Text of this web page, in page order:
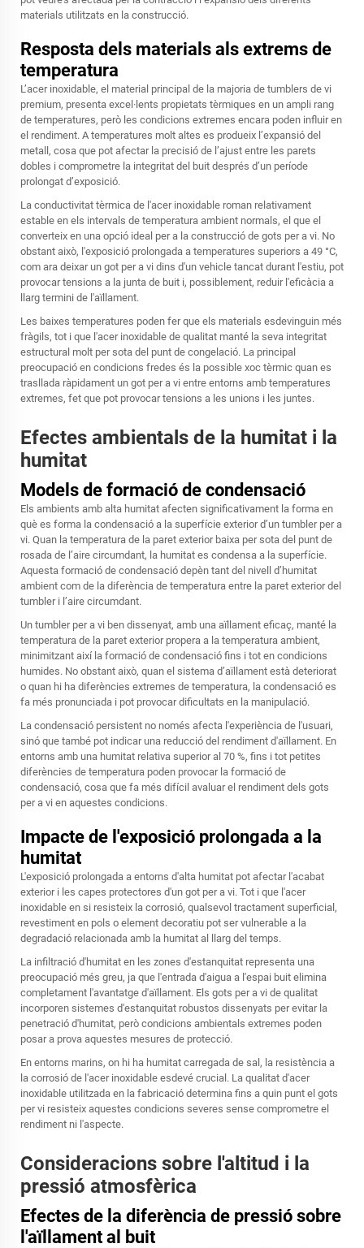
materials utilitzats en la construcció.
Resposta dels materials als extrems de
temperatura
L’acer inoxidable, el material principal de la majoria de tumblers de vi
premium, presenta excel·lents propietats tèrmiques en un ampli rang
de temperatures, però les condicions extremes encara poden influir en
el rendiment. A temperatures molt altes es produeix l’expansió del
metall, cosa que pot afectar la precisió de l’ajust entre les parets
dobles i comprometre la integritat del buit després d’un període
prolongat d’exposició.
La conductivitat tèrmica de l'acer inoxidable roman relativament
estable en els intervals de temperatura ambient normals, el que el
converteix en una opció ideal per a la construcció de gots per a vi. No
obstant això, l'exposició prolongada a temperatures superiors a 49 °C,
com ara deixar un got per a vi dins d'un vehicle tancat durant l'estiu, pot
provocar tensions a la junta de buit i, possiblement, reduir l'eficàcia a
llarg termini de l'aïllament.
Les baixes temperatures poden fer que els materials esdevinguin més
fràgils, tot i que l'acer inoxidable de qualitat manté la seva integritat
estructural molt per sota del punt de congelació. La principal
preocupació en condicions fredes és la possible xoc tèrmic quan es
trasllada ràpidament un got per a vi entre entorns amb temperatures
extremes, fet que pot provocar tensions a les unions i les juntes.
Efectes ambientals de la humitat i la
humitat
Models de formació de condensació
Els ambients amb alta humitat afecten significativament la forma en
què es forma la condensació a la superfície exterior d’un tumbler per a
vi. Quan la temperatura de la paret exterior baixa per sota del punt de
rosada de l’aire circumdant, la humitat es condensa a la superfície.
Aquesta formació de condensació depèn tant del nivell d’humitat
ambient com de la diferència de temperatura entre la paret exterior del
tumbler i l’aire circumdant.
Un tumbler per a vi ben dissenyat, amb una aïllament eficaç, manté la
temperatura de la paret exterior propera a la temperatura ambient,
minimitzant així la formació de condensació fins i tot en condicions
humides. No obstant això, quan el sistema d’aïllament està deteriorat
o quan hi ha diferències extremes de temperatura, la condensació es
fa més pronunciada i pot provocar dificultats en la manipulació.
La condensació persistent no només afecta l'experiència de l'usuari,
sinó que també pot indicar una reducció del rendiment d'aïllament. En
entorns amb una humitat relativa superior al 70 %, fins i tot petites
diferències de temperatura poden provocar la formació de
condensació, cosa que fa més difícil avaluar el rendiment dels gots
per a vi en aquestes condicions.
Impacte de l'exposició prolongada a la
humitat
L'exposició prolongada a entorns d'alta humitat pot afectar l'acabat
exterior i les capes protectores d'un got per a vi. Tot i que l'acer
inoxidable en si resisteix la corrosió, qualsevol tractament superficial,
revestiment en pols o element decoratiu pot ser vulnerable a la
degradació relacionada amb la humitat al llarg del temps.
La infiltració d'humitat en les zones d'estanquitat representa una
preocupació més greu, ja que l'entrada d'aigua a l'espai buit elimina
completament l'avantatge d'aïllament. Els gots per a vi de qualitat
incorporen sistemes d'estanquitat robustos dissenyats per evitar la
penetració d'humitat, però condicions ambientals extremes poden
posar a prova aquestes mesures de protecció.
En entorns marins, on hi ha humitat carregada de sal, la resistència a
la corrosió de l'acer inoxidable esdevé crucial. La qualitat d'acer
inoxidable utilitzada en la fabricació determina fins a quin punt el gots
per vi resisteix aquestes condicions severes sense comprometre el
rendiment ni l'aspecte.
Consideracions sobre l'altitud i la
pressió atmosfèrica
Efectes de la diferència de pressió sobre
l'aïllament al buit